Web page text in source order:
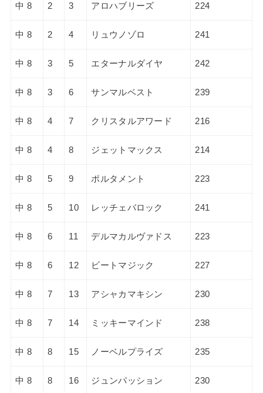
中 8 2 3 アロハブリーズ 224
中 8 2 4 リュウノゾロ 241
中 8 3 5 エターナルダイヤ 242
中 8 3 6 サンマルベスト 239
中 8 4 7 クリスタルアワード 216
中 8 4 8 ジェットマックス 214
中 8 5 9 ポルタメント 223
中 8 5 10 レッチェバロック 241
中 8 6 11 デルマカルヴァドス 223
中 8 6 12 ビートマジック 227
中 8 7 13 アシャカマキシン 230
中 8 7 14 ミッキーマインド 238
中 8 8 15 ノーベルプライズ 235
中 8 8 16 ジュンパッション 230